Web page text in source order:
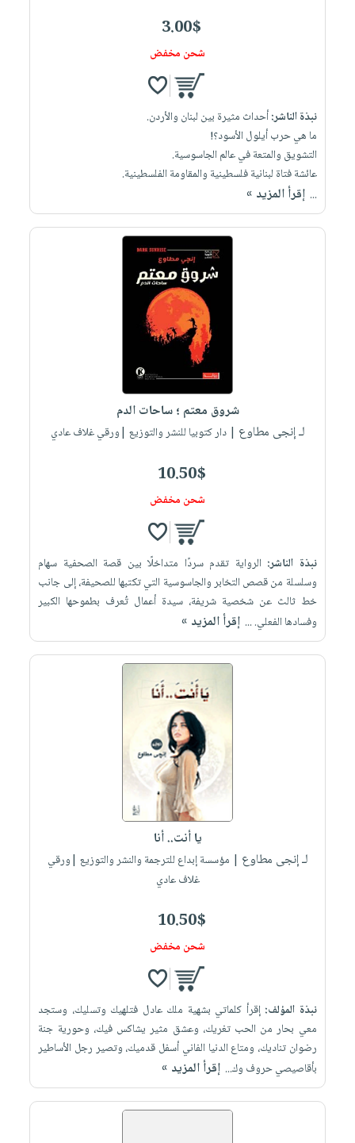
3.00$
شحن مخفض
نبذة الناشر:أحداث مثيرة بين لبنان والأردن.
ما هي حرب أيلول الأسود؟!
التشويق والمتعة في عالم الجاسوسية.
عائشة فتاة لبنانية فلسطينية والمقاومة الفلسطينية.
... إقرأ المزيد »
شروق معتم ؛ ساحات الدم
لـ إنجى مطاوع | دار كتوبيا للنشر والتوزيع |ورقي غلاف عادي
10.50$
شحن مخفض
نبذة الناشر: الرواية تقدم سردًا متداخلًا بين قصة الصحفية سهام
وسلسلة من قصص التخابر والجاسوسية التي تكتبها للصحيفة، إلى جانب
خط ثالث عن شخصية شريفة، سيدة أعمال تُعرف بطموحها الكبير
وفسادها الفعلي. ... إقرأ المزيد »
يا أنت.. أنا
لـ إنجى مطاوع | مؤسسة إبداع للترجمة والنشر والتوزيع |ورقي
غلاف عادي
10.50$
شحن مخفض
نبذة المؤلف:إقرأ كلماتي بشهية ملك عادل فتلهيك وتسليك، وستجد
معي بحار من الحب تغريك، وعشق مثير يشاكس فيك، وحورية جنة
رضوان تناديك، ومتاع الدنيا الفاني أسفل قدميك، وتصير رجل الأساطير
بأقاصيصي حروف وك... إقرأ المزيد »